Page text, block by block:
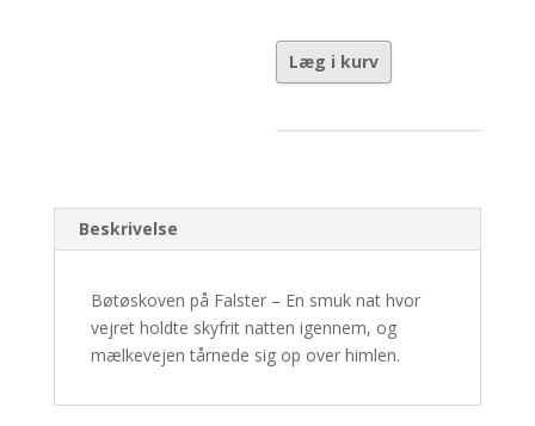
Desolate
-
1/30
Læg i kurv
Beskrivelse
Bøtøskoven på Falster – En smuk nat hvor
vejret holdte skyfrit natten igennem, og
mælkevejen tårnede sig op over himlen.